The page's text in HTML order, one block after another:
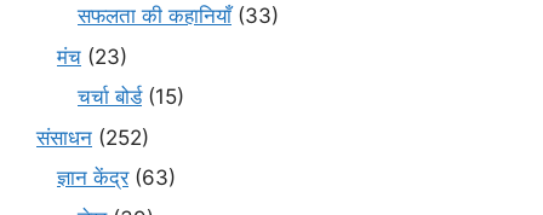
सफलता की कहानियाँ(33)
मंच (23)
चर्चा बोर्ड(15)
संसाधन (252)
ज्ञान केंद्र(63)